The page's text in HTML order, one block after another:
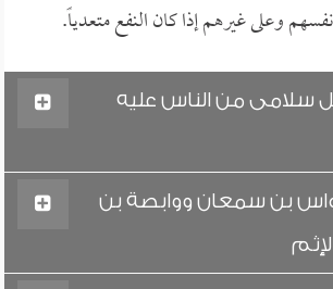
وعلى غيرهم إذا كان النفع متعدياً.
من الناس عليه
بن سمعان ووابصة بن